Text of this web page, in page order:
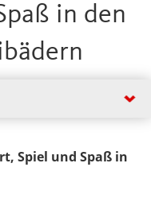
in den
Spiel und Spaß in